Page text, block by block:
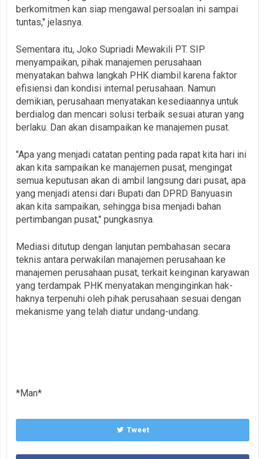
berkomitmen kan siap mengawal persoalan ini sampai
tuntas," jelasnya.
‎Sementara itu, Joko Supriadi Mewakili PT. SIP
menyampaikan, pihak manajemen perusahaan
menyatakan bahwa langkah PHK diambil karena faktor
efisiensi dan kondisi internal perusahaan. Namun
demikian, perusahaan menyatakan kesediaannya untuk
berdialog dan mencari solusi terbaik sesuai aturan yang
berlaku. Dan akan disampaikan ke manajemen pusat.
‎"Apa yang menjadi catatan penting pada rapat kita hari ini
akan kita sampaikan ke manajemen pusat, mengingat
semua keputusan akan di ambil langsung dari pusat, apa
yang menjadi atensi dari Bupati dan DPRD Banyuasin
akan kita sampaikan, sehingga bisa menjadi bahan
pertimbangan pusat," pungkasnya.
‎Mediasi ditutup dengan lanjutan pembahasan secara
teknis antara perwakilan manajemen perusahaan ke
manajemen perusahaan pusat, terkait keinginan karyawan
yang terdampak PHK menyatakan menginginkan hak-
haknya terpenuhi oleh pihak perusahaan sesuai dengan
mekanisme yang telah diatur undang-undang.
*Man*
Tweet